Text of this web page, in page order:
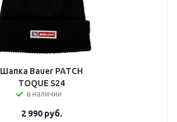
Шапка Bauer PATCH
TOQUE S24
в наличии
2 990руб.